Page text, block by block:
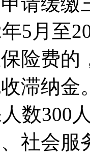
5月至
险费的
滞纳金
数300
社会服